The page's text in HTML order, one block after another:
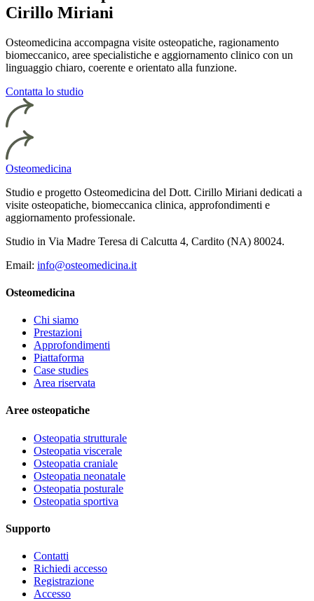
Cirillo Miriani
Osteomedicina accompagna visite osteopatiche, ragionamento
biomeccanico, aree specialistiche e aggiornamento clinico con un
linguaggio chiaro, coerente e orientato alla funzione.
Contatta lo studio
Osteomedicina
Studio e progetto Osteomedicina del Dott. Cirillo Miriani dedicati a
visite osteopatiche, biomeccanica clinica, approfondimenti e
aggiornamento professionale.
Studio in Via Madre Teresa di Calcutta 4, Cardito (NA) 80024.
Email: info@osteomedicina.it
Osteomedicina
Chi siamo
Prestazioni
Approfondimenti
Piattaforma
Case studies
Area riservata
Aree osteopatiche
Osteopatia strutturale
Osteopatia viscerale
Osteopatia craniale
Osteopatia neonatale
Osteopatia posturale
Osteopatia sportiva
Supporto
Contatti
Richiedi accesso
Registrazione
Accesso